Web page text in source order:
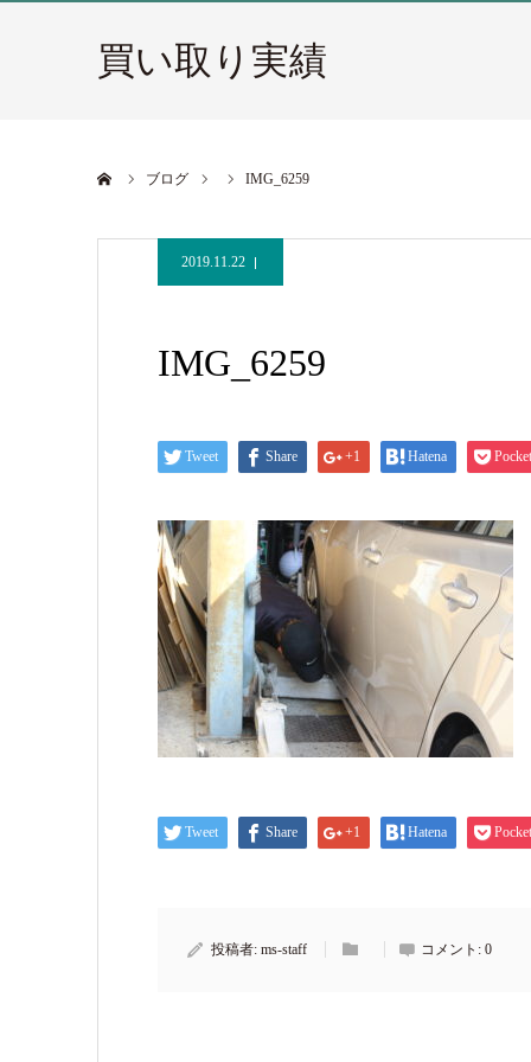
買い取り実績
ブログ IMG_6259
2019.11.22
IMG_6259
Tweet Share +1 Hatena Pocket
Tweet Share +1 Hatena Pocket
投稿者: ms-staff コメント: 0